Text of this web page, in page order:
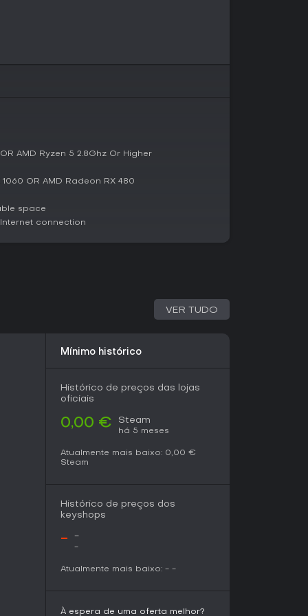
um pano de fundo de guerra medieval com
e sinergias de unidades contra inimigos
permitem coletar recursos e posicionar
camadas de aventura sem recorrer a
cenário medieval sombrio, com facções em
o desempenho dos mercenários,
realista, acompanhados por trilha sonora
a imersão nesse mundo turbulento.
turnos com customização rica e narrativa
positivos da comunidade de estratégia.
8 de abril de 2026, após fases de testes,
equipes em um contexto de dark
valer a pena, embora exija aguardar o
futuras.
AMD Ryzen 5 2.8Ghz Or Higher
1060 OR AMD Radeon RX 480
space
connection
VER TUDO
Mínimo histórico
Histórico de preços das lojas
oficiais
0,00 € Steam
há 5 meses
Atualmente mais baixo: 0,00 €
Steam
Histórico de preços dos
keyshops
- -
-
Atualmente mais baixo: - -
À espera de uma oferta melhor?